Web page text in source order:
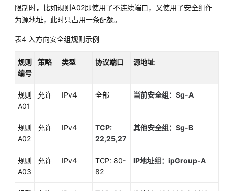
限制时，比如规则A02即使用了不连续端口，又使用了安全组作
为源地址，此时只占用一条配额。
表4 入方向安全组规则示例
规则
编号
策略 类型 协议端口 源地址
规则
A01
允许 IPv4 全部 当前安全组：Sg-A
规则
A02
允许 IPv4
TCP:
22,25,27
其他安全组：Sg-B
规则
A03
允许 IPv4
TCP: 80-
82
IP地址组：ipGroup-A